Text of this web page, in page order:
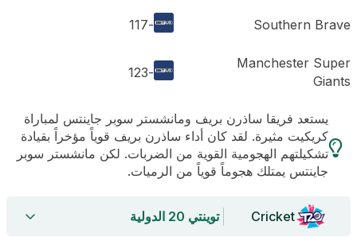
Southern Brave
Manchester Super
Giants
-117
-123
يستعد فريقا ساذرن بريف ومانشستر سوبر جاينتس لمباراة
كريكيت مثيرة. لقد كان أداء ساذرن بريف قوياً مؤخراً بقيادة
تشكيلتهم الهجومية القوية من الضربات. لكن مانشستر سوبر
جاينتس يمتلك هجوماً قوياً من الرميات.
Cricket توينتي 20 الدولية